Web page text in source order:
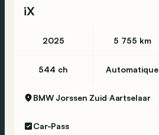
iX
2025 5 755 km
544 ch Automatique
BMW Jorssen Zuid Aartselaar
Car-Pass